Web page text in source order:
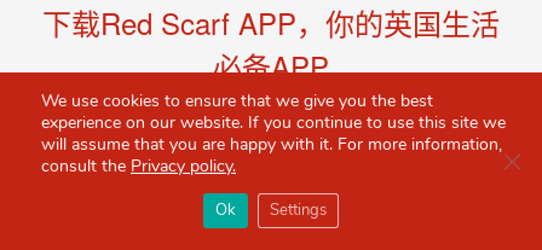
你必备的英国指南
下载Red Scarf APP，你的英国生活
必备APP
苹果下载 谷歌下载 本地下载
已经来英国？请下载
We use cookies to ensure that we give you the best
experience on our website. If you continue to use this site we
will assume that you are happy with it. For more information,
consult the Privacy policy.
Ok Settings